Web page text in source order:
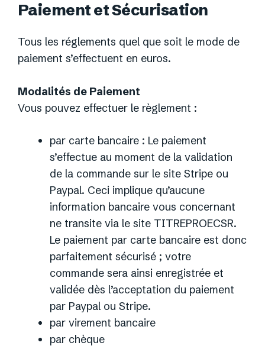
Paiement et Sécurisation
Tous les réglements quel que soit le mode de
paiement s’effectuent en euros.
Modalités de Paiement
Vous pouvez effectuer le règlement :
par carte bancaire : Le paiement
s’effectue au moment de la validation
de la commande sur le site Stripe ou
Paypal. Ceci implique qu’aucune
information bancaire vous concernant
ne transite via le site TITREPROECSR.
Le paiement par carte bancaire est donc
parfaitement sécurisé ; votre
commande sera ainsi enregistrée et
validée dès l’acceptation du paiement
par Paypal ou Stripe.
par virement bancaire
par chèque